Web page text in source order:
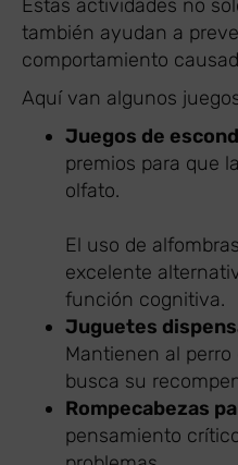
Estas actividades no
también ayudan a
comportamiento
Aquí van algunos
Juegos de
premios para que
olfato.
El uso de
excelente
función cognitiva.
Juguetes
Mantienen al
busca su
Rompecabezas
pensamiento